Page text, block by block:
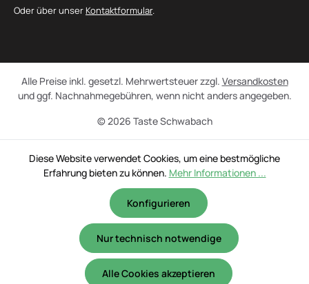
Oder über unser Kontaktformular.
© 2026 Taste Schwabach
Alle Preise inkl. gesetzl. Mehrwertsteuer zzgl. Versandkosten
und ggf. Nachnahmegebühren, wenn nicht anders angegeben.
Diese Website verwendet Cookies, um eine bestmögliche
Erfahrung bieten zu können. Mehr Informationen ...
Nur technisch notwendige
Konfigurieren
Alle Cookies akzeptieren